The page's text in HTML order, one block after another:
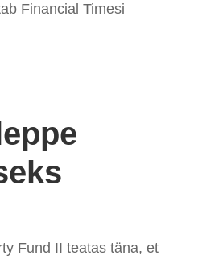
Financial Timesi
Fund II teatas täna, et